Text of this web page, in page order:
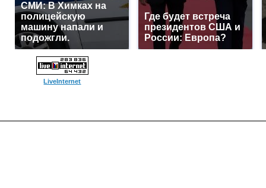
СМИ: В Химках на
полицейскую
машину напали и
подожгли.
Где будет встреча
президентов США и
России: Европа?
LiveInternet